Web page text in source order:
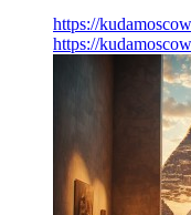
https://
https://